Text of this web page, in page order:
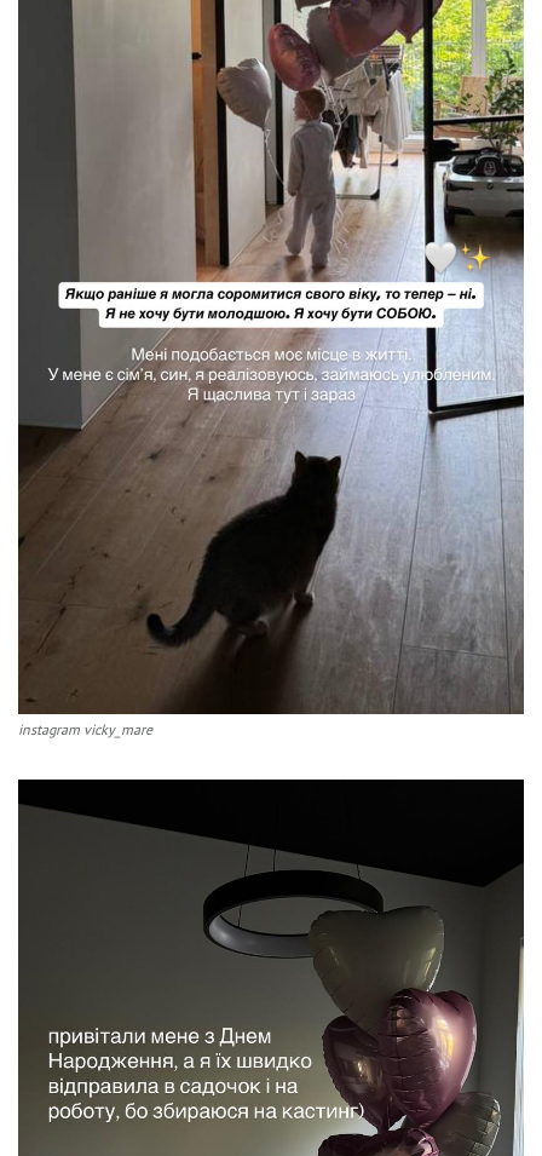
instagram vicky_mare